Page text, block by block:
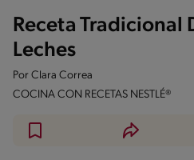
Receta Tradicional
Leches
Por Clara Correa
COCINA CON RECETAS NESTLÉ®